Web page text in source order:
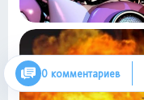
0 комментариев